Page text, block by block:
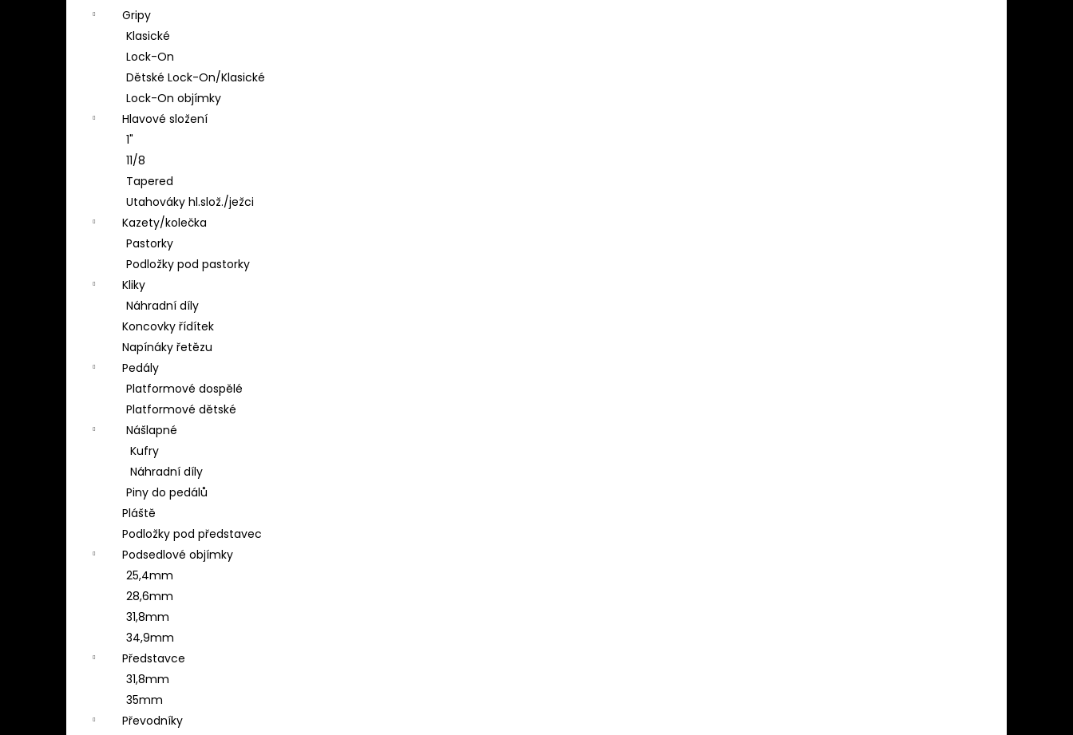
Gripy
Klasické
Lock-On
Dětské Lock-On/Klasické
Lock-On objímky
Hlavové složení
1"
11/8
Tapered
Utahováky hl.slož./ježci
Kazety/kolečka
Pastorky
Podložky pod pastorky
Kliky
Náhradní díly
Koncovky řídítek
Napínáky řetězu
Pedály
Platformové dospělé
Platformové dětské
Nášlapné
Kufry
Náhradní díly
Piny do pedálů
Pláště
Podložky pod představec
Podsedlové objímky
25,4mm
28,6mm
31,8mm
34,9mm
Představce
31,8mm
35mm
Převodníky